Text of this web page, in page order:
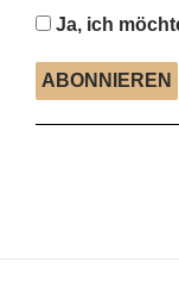
Ja, ich